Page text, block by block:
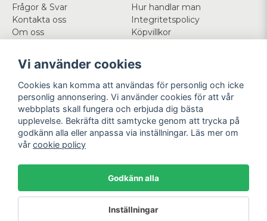
Frågor & Svar
Kontakta oss
Om oss
Hur handlar man
Integritetspolicy
Köpvillkor
Mitt konto
Logga in
Registrera dig
Glömt lösenord?
Följ oss
Facebook
Instagram
Betala enkelt Vi levererar med
Powered by Nyehandel AB
Vi använder cookies
Cookies kan komma att användas för personlig och icke
personlig annonsering. Vi använder cookies för att vår
webbplats skall fungera och erbjuda dig bästa
upplevelse. Bekräfta ditt samtycke genom att trycka på
godkänn alla eller anpassa via inställningar. Läs mer om
vår cookie policy
Godkänn alla
Inställningar